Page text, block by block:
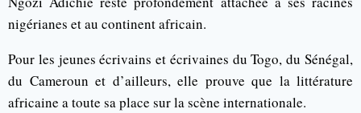
nigérianes et au continent africain.
Pour les jeunes écrivains et écrivaines du Togo, du Sénégal,
du Cameroun et d’ailleurs, elle prouve que la littérature
africaine a toute sa place sur la scène internationale.